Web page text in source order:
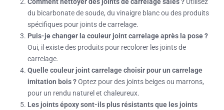
Comment nettoyer des joints de carrelage sales ? Utilisez
du bicarbonate de soude, du vinaigre blanc ou des produits
spécifiques pour joints de carrelage.
Puis-je changer la couleur joint carrelage après la pose ?
Oui, il existe des produits pour recolorer les joints de
carrelage.
Quelle couleur joint carrelage choisir pour un carrelage
imitation bois ?Optez pour des joints beiges ou marrons,
pour un rendu naturel et chaleureux.
Les joints époxy sont-ils plus résistants que les joints